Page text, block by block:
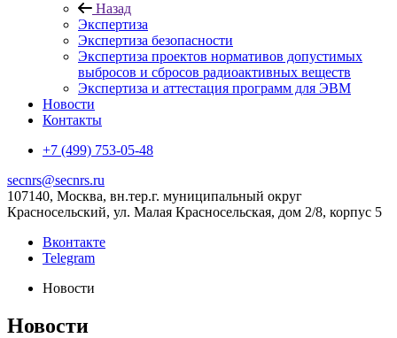
Назад
Экспертиза
Экспертиза безопасности
Экспертиза проектов нормативов допустимых
выбросов и сбросов радиоактивных веществ
Экспертиза и аттестация программ для ЭВМ
Новости
Контакты
+7 (499) 753-05-48
secnrs@secnrs.ru
107140, Москва, вн.тер.г. муниципальный округ
Красносельский, ул. Малая Красносельская, дом 2/8, корпус 5
Вконтакте
Telegram
Новости
Новости